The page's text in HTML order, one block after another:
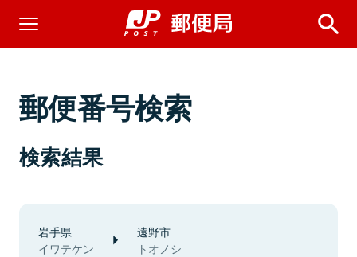
郵便番号検索
検索結果
岩手県
イワテケン
遠野市
トオノシ